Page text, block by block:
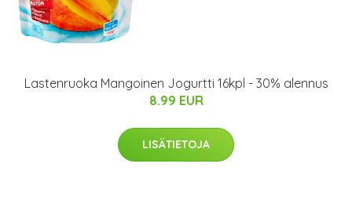
Lastenruoka Mangoinen Jogurtti 16kpl - 30% alennus
8.99 EUR
LISÄTIETOJA